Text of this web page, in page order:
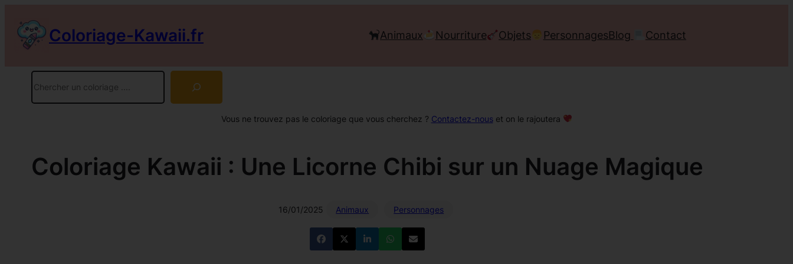
contenu
Coloriage-Kawaii.fr Animaux Nourriture Objets PersonnagesBlog Contact
Vous ne trouvez pas le coloriage que vous cherchez ? Contactez-nouset on le rajoutera
Coloriage Kawaii : Une Licorne Chibi sur un Nuage Magique
16/01/2025 Animaux Personnages